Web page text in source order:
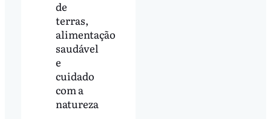
de
terras,
alimentação
saudável
e
cuidado
com a
natureza